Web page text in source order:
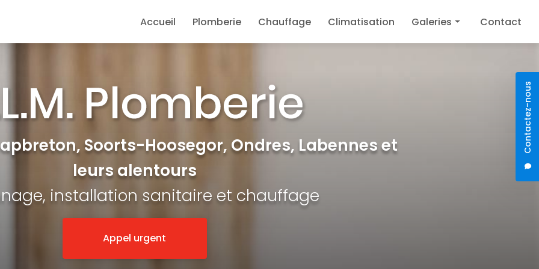
Contactez-nous
Accueil
Plomberie Chauffage Climatisation Galeries Contact
Soorts-Hoosegor, Ondres, Labennes et
leurs alentours
installation sanitaire et chauffage
Appel urgent